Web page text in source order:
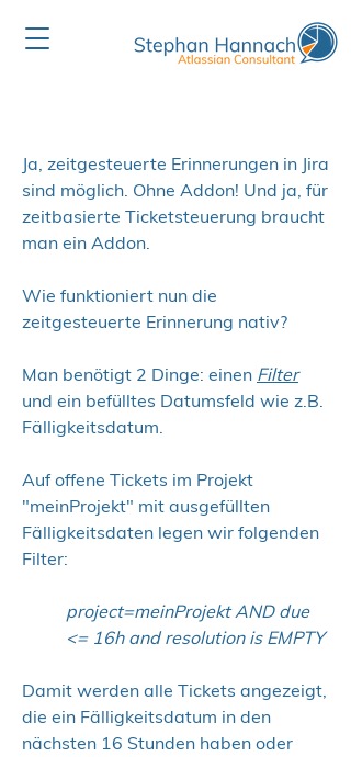
Ja, zeitgesteuerte Erinnerungen in Jira
sind möglich. Ohne Addon! Und ja, für
zeitbasierte Ticketsteuerung braucht
man ein Addon.
Wie funktioniert nun die
zeitgesteuerte Erinnerung nativ?
Man benötigt 2 Dinge: einen Filter
und ein befülltes Datumsfeld wie z.B.
Fälligkeitsdatum.
Auf offene Tickets im Projekt
"meinProjekt" mit ausgefüllten
Fälligkeitsdaten legen wir folgenden
Filter:
project=meinProjekt AND due
<= 16h and resolution is EMPTY
Damit werden alle Tickets angezeigt,
die ein Fälligkeitsdatum in den
nächsten 16 Stunden haben oder